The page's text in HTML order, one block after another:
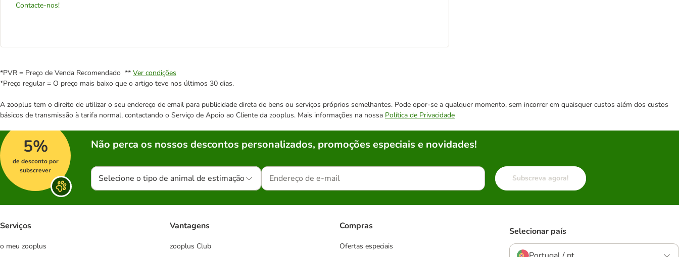
Contacte-nos!
*PVR = Preço de Venda Recomendado ** Ver condições
*Preço regular = O preço mais baixo que o artigo teve nos últimos 30 dias.
A zooplus tem o direito de utilizar o seu endereço de email para publicidade direta de bens ou serviços próprios semelhantes. Pode opor-se a qualquer momento, sem incorrer em quaisquer custos além dos custos
básicos de transmissão à tarifa normal, contactando o Serviço de Apoio ao Cliente da zooplus. Mais informações na nossa Política de Privacidade
5%
de desconto por
subscrever
Não perca os nossos descontos personalizados, promoções especiais e novidades!
Selecione o tipo de animal de estimação Subscreva agora!
Serviços
o meu zooplus
Vantagens
zooplus Club
Compras
Ofertas especiais
Selecionar país